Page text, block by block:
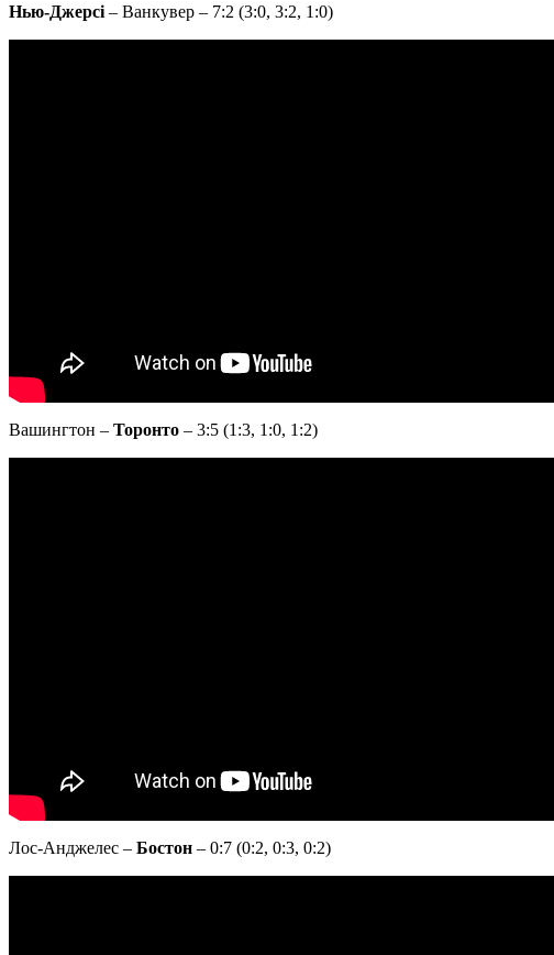
Нью-Джерсі – Ванкувер – 7:2 (3:0, 3:2, 1:0)
Вашингтон – Торонто – 3:5 (1:3, 1:0, 1:2)
Лос-Анджелес – Бостон – 0:7 (0:2, 0:3, 0:2)